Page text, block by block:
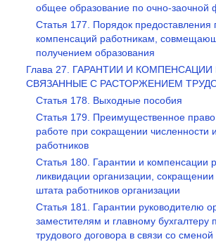
общее образование по очно-заочной
Статья 177. Порядок предоставления
компенсаций работникам,
получением образования
Глава 27. ГАРАНТИИ И
СВЯЗАННЫЕ С РАСТОРЖЕНИЕМ
Статья 178. Выходные пособия
Статья 179. Преимущественное
работе при сокращении численности
работников
Статья 180. Гарантии и компенсации
ликвидации организации,
штата работников организации
Статья 181. Гарантии руководителю
заместителям и главному бухгалтеру
трудового договора в связи со сменой